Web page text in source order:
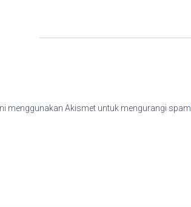
menggunakan Akismet untuk mengurangi spam.